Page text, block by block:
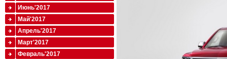
Июнь'2017
Май'2017
Апрель'2017
Март'2017
Февраль'2017